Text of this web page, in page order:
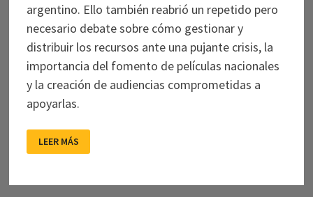
argentino. Ello también reabrió un repetido pero
necesario debate sobre cómo gestionar y
distribuir los recursos ante una pujante crisis, la
importancia del fomento de películas nacionales
y la creación de audiencias comprometidas a
apoyarlas.
CRISIS
DEL
UNA
LEER MÁS